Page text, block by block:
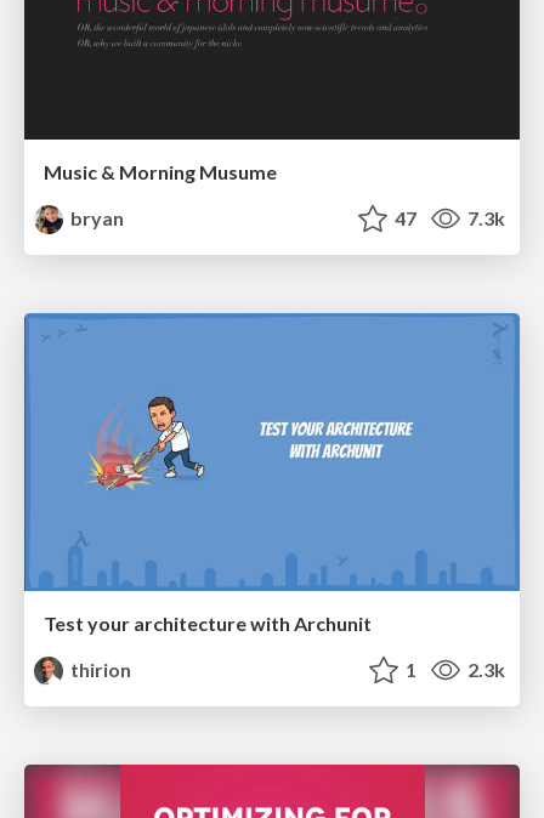
Music & Morning Musume
bryan
47 7.3k
Test your architecture with Archunit
thirion
1 2.3k